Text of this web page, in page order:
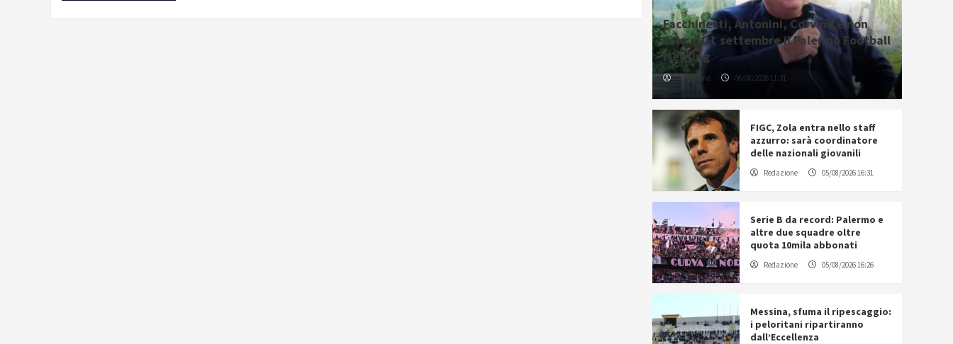
Facchinetti, Antonini, Corvino e non
solo: il 21 settembre il Palermo Football
Meeting
Redazione 06/08/2026 11:31
FIGC, Zola entra nello staff
azzurro: sarà coordinatore
delle nazionali giovanili
Redazione 05/08/2026 16:31
Serie B da record: Palermo e
altre due squadre oltre
quota 10mila abbonati
Redazione 05/08/2026 16:26
Messina, sfuma il ripescaggio:
i peloritani ripartiranno
dall’Eccellenza